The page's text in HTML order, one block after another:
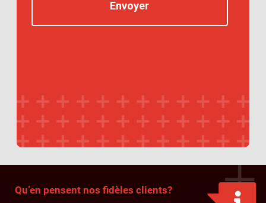
Qu’en pensent nos fidèles clients?